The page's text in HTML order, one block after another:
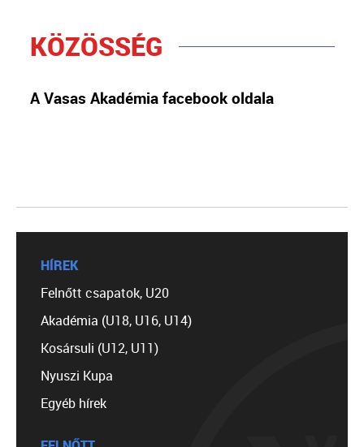
KÖZÖSSÉG
A Vasas Akadémia facebook oldala
HÍREK
Felnőtt csapatok, U20
Akadémia (U18, U16, U14)
Kosársuli (U12, U11)
Nyuszi Kupa
Egyéb hírek